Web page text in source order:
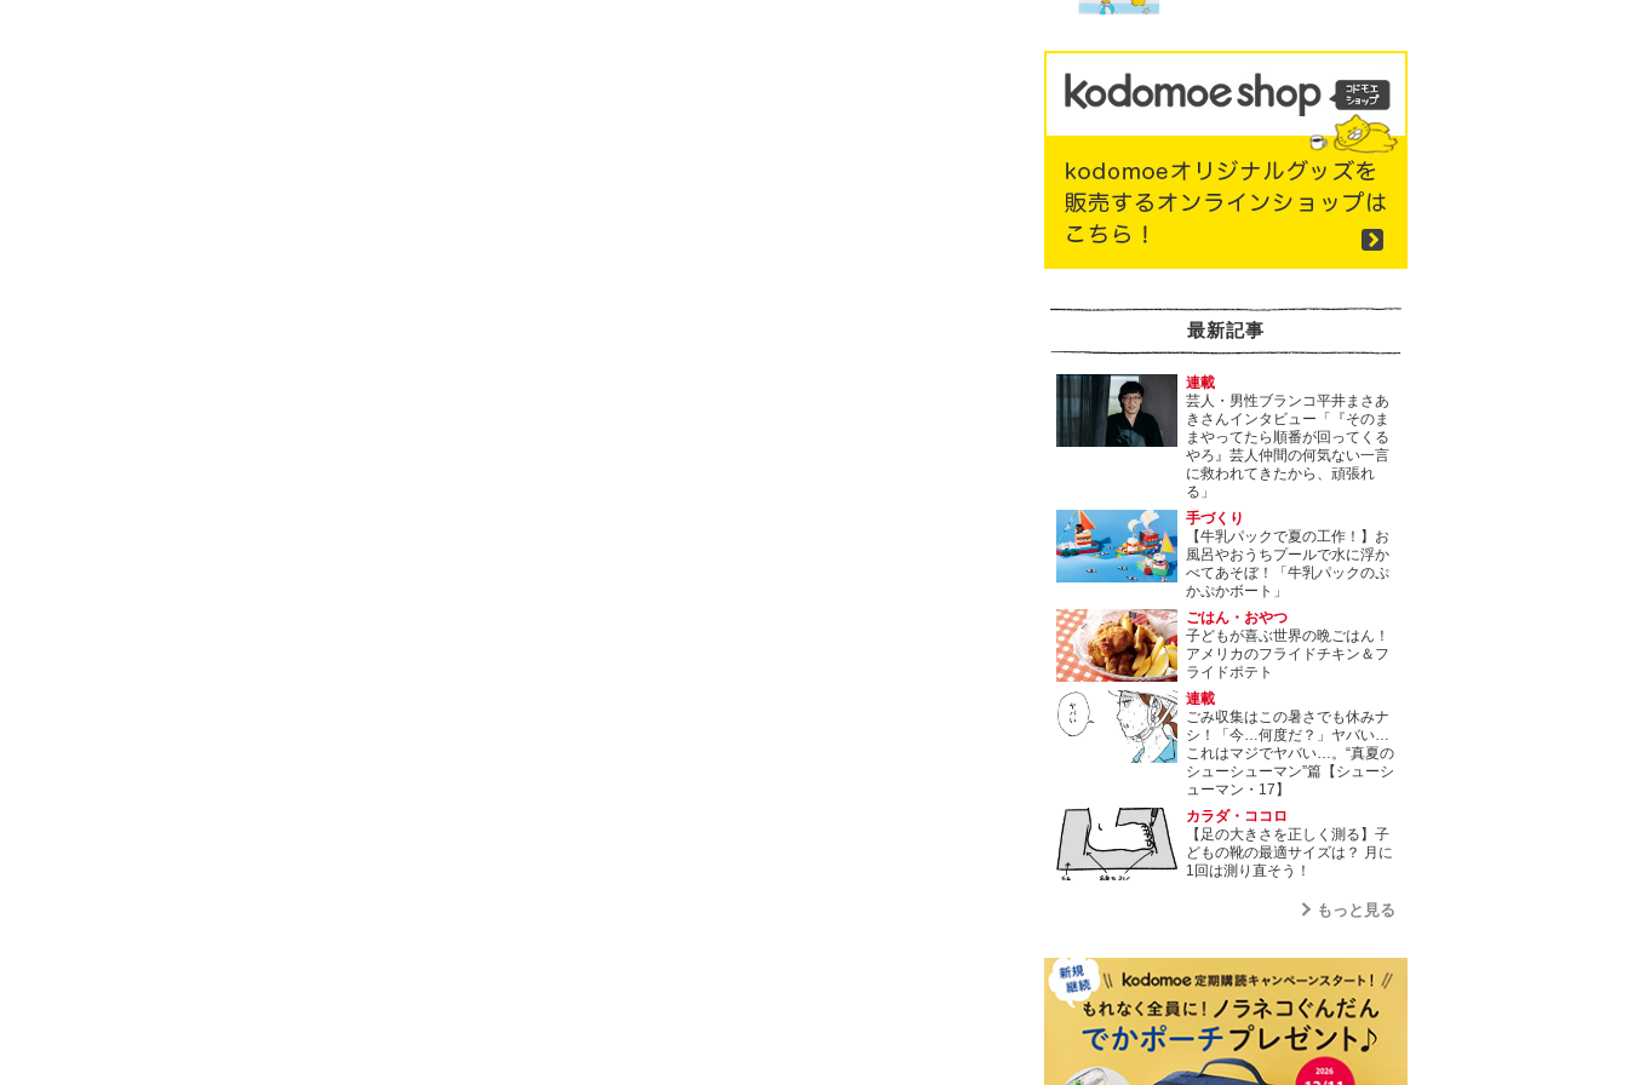
最新記事
連載
芸人・男性ブランコ平井まさあ
きさんインタビュー「『そのま
まやってたら順番が回ってくる
やろ』芸人仲間の何気ない一言
に救われてきたから、頑張れ
る」
手づくり
【牛乳パックで夏の工作！】お
風呂やおうちプールで水に浮か
べてあそぼ！「牛乳パックのぷ
かぷかボート」
ごはん・おやつ
子どもが喜ぶ世界の晩ごはん！
アメリカのフライドチキン＆フ
ライドポテト
連載
ごみ収集はこの暑さでも休みナ
シ！「今…何度だ？」ヤバい…
これはマジでヤバい…。“真夏の
シューシューマン”篇【シューシ
ューマン・17】
カラダ・ココロ
【足の大きさを正しく測る】子
どもの靴の最適サイズは？ 月に
1回は測り直そう！
もっと見る